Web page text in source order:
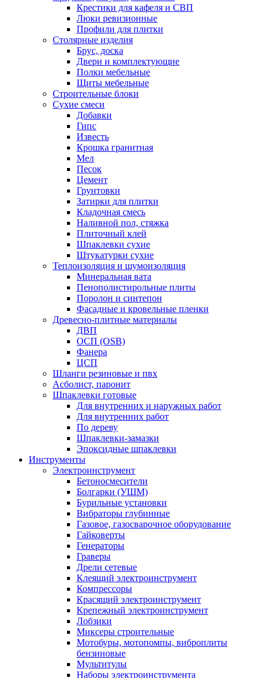
Крестики для кафеля и СВП
Люки ревизионные
Профили для плитки
Столярные изделия
Брус, доска
Двери и комплектующие
Полки мебельные
Щиты мебельные
Строительные блоки
Сухие смеси
Добавки
Гипс
Известь
Крошка гранитная
Мел
Песок
Цемент
Грунтовки
Затирки для плитки
Кладочная смесь
Наливной пол, стяжка
Плиточный клей
Шпаклевки сухие
Штукатурки сухие
Теплоизоляция и шумоизоляция
Минеральная вата
Пенополистирольные плиты
Поролон и синтепон
Фасадные и кровельные пленки
Древесно-плитные материалы
ДВП
ОСП (OSB)
Фанера
ЦСП
Шланги резиновые и пвх
Асболист, паронит
Шпаклевки готовые
Для внутренних и наружных работ
Для внутренних работ
По дереву
Шпаклевки-замазки
Эпоксидные шпаклевки
Инструменты
Электроинструмент
Бетоносмесители
Болгарки (УШМ)
Бурильные установки
Вибраторы глубинные
Газовое, газосварочное оборудование
Гайковерты
Генераторы
Граверы
Дрели сетевые
Клеящий электроинструмент
Компрессоры
Красящий электроинструмент
Крепежный электроинструмент
Лобзики
Миксеры строительные
Мотобуры, мотопомпы, виброплиты
бензиновые
Мультитулы
Наборы электроинструмента